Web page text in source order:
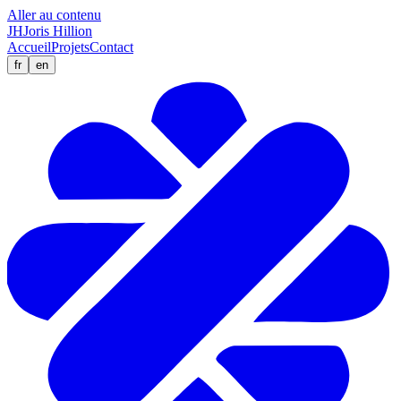
Aller au contenu
JHJoris Hillion
AccueilProjetsContact
fr en